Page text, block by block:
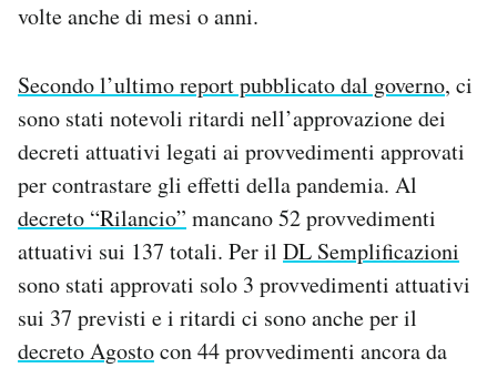
volte anche di mesi o anni.
Secondo l’ultimo report pubblicato dal governo, ci
sono stati notevoli ritardi nell’approvazione dei
decreti attuativi legati ai provvedimenti approvati
per contrastare gli effetti della pandemia. Al
decreto “Rilancio” mancano 52 provvedimenti
attuativi sui 137 totali. Per il DL Semplificazioni
sono stati approvati solo 3 provvedimenti attuativi
sui 37 previsti e i ritardi ci sono anche per il
decreto Agostocon 44 provvedimenti ancora da